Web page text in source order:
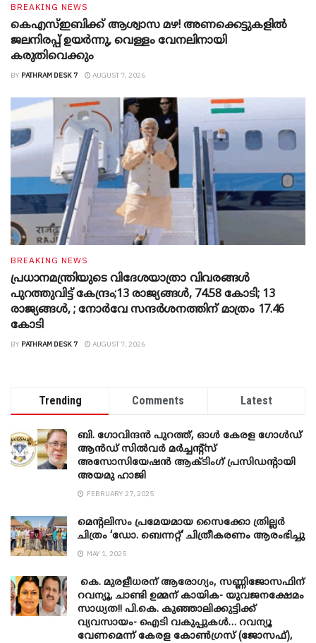
BREAKING NEWS
കെഎസ്ഇബിക്ക് ആശ്വാസ മഴ! അണക്കെട്ടുകളിൽ
ജലനിരപ്പ് ഉയർന്നു, വെള്ളം വേനലിനായി
കരുതിവെക്കും
BY PATHRAM DESK 7 AUGUST 7, 2026
BREAKING NEWS
പ്രധാനമന്ത്രിയുടെ വിദേശയാത്രാ വിവരങ്ങൾ
പുറത്തുവിട്ട് കേന്ദ്രം;13 രാജ്യങ്ങൾ, 74.58 കോടി; 13
രാജ്യങ്ങൾ, ; നോർവേ സന്ദർശനത്തിന് മാത്രം 17.46
കോടി
BY PATHRAM DESK 7 AUGUST 7, 2026
Trending Comments Latest
ബി. ​ഗോവിന്ദൻ പുറത്ത്, ഓൾ കേരള ഗോൾഡ്
ആൻഡ് സിൽവർ മർച്ചന്റ്സ്
അസോസിയേഷൻ ആക്ടിംഗ് പ്രസിഡന്റായി
അയമു ഹാജി
FEBRUARY 27, 2025
മെന്‍റലിസം പ്രമേയമായ സൈക്കോ ത്രില്ലർ
ചിത്രം ‘ഡോ. ബെന്നറ്റ്’ ചിത്രീകരണം ആരംഭിച്ചു
MAY 1, 2025
കെ. മുരളീധരന് ആരോഗ്യം, സണ്ണിജോസഫിന്
റവന്യൂ, ചാണ്ടി ഉമ്മന് കായിക- യുവജനക്ഷേമം
സാധ്യത!! പി.കെ. കുഞ്ഞാലിക്കുട്ടിക്ക്
വ്യവസായം- ഐടി വകുപ്പുകൾ… റവന്യൂ
വേണമെന്ന് കേരള കോൺഗ്രസ് (ജോസഫ്),